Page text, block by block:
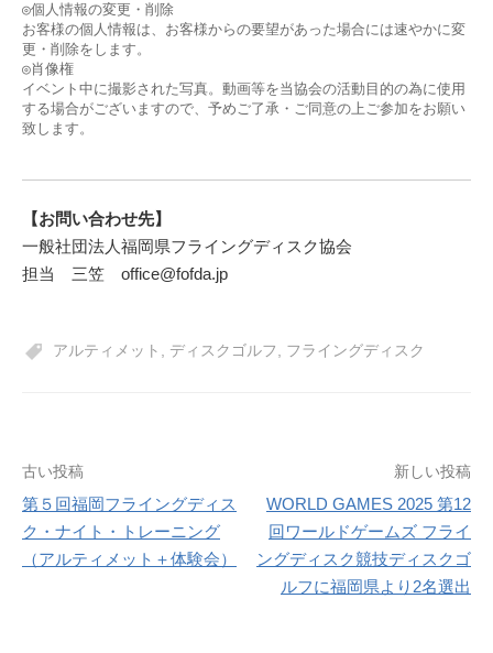
◎個人情報の変更・削除
お客様の個人情報は、お客様からの要望があった場合には速やかに変
更・削除をします。
◎肖像権
イベント中に撮影された写真。動画等を当協会の活動目的の為に使用
する場合がございますので、予めご了承・ご同意の上ご参加をお願い
致します。
【お問い合わせ先】
一般社団法人福岡県フライングディスク協会
担当 三笠 office@fofda.jp
アルティメット , ディスクゴルフ, フライングディスク
投
稿
ナ
古い投稿
第５回福岡フライングディス
ク・ナイト・トレーニング
（アルティメット＋体験会）
新しい投稿
WORLD GAMES 2025 第12
回ワールドゲームズ フライ
ングディスク競技ディスクゴ
ルフに福岡県より2名選出